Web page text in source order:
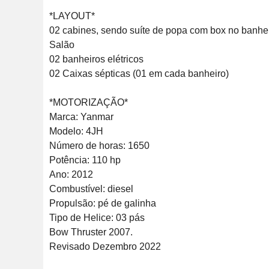
*LAYOUT*
02 cabines, sendo suíte de popa com box no
Salão
02 banheiros elétricos
02 Caixas sépticas (01 em cada banheiro)
*MOTORIZAÇÃO*
Marca: Yanmar
Modelo: 4JH
Número de horas: 1650
Potência: 110 hp
Ano: 2012
Combustível: diesel
Propulsão: pé de galinha
Tipo de Helice: 03 pás
Bow Thruster 2007.
Revisado Dezembro 2022